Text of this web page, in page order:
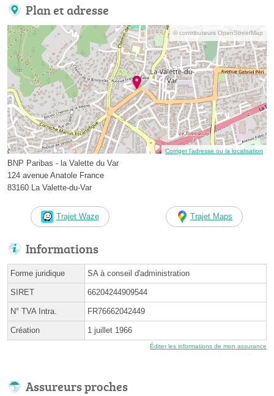
Plan et adresse
© contributeurs OpenStreetMap
Corriger l’adresse ou la localisation
BNP Paribas - la Valette du Var
124 avenue Anatole France
83160 La Valette-du-Var
Trajet Waze Trajet Maps
Informations
Forme juridique SA à conseil d'administration
SIRET 66204244909544
N° TVA Intra. FR76662042449
Création 1 juillet 1966
Éditer les informations de mon assurance
Assureurs proches